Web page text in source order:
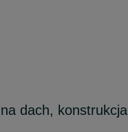
dach, konstrukcja